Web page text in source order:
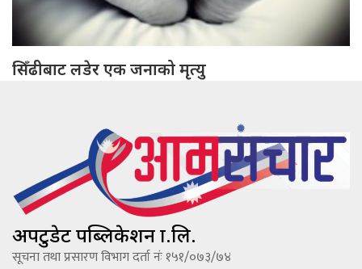
सिँढीबाट लडेर एक जनाको मृत्यु
अपटुडेट पब्लिकेशन प्रा.लि.
सूचना तथा प्रसारण विभाग दर्ता नंः १५१/०७३/७४